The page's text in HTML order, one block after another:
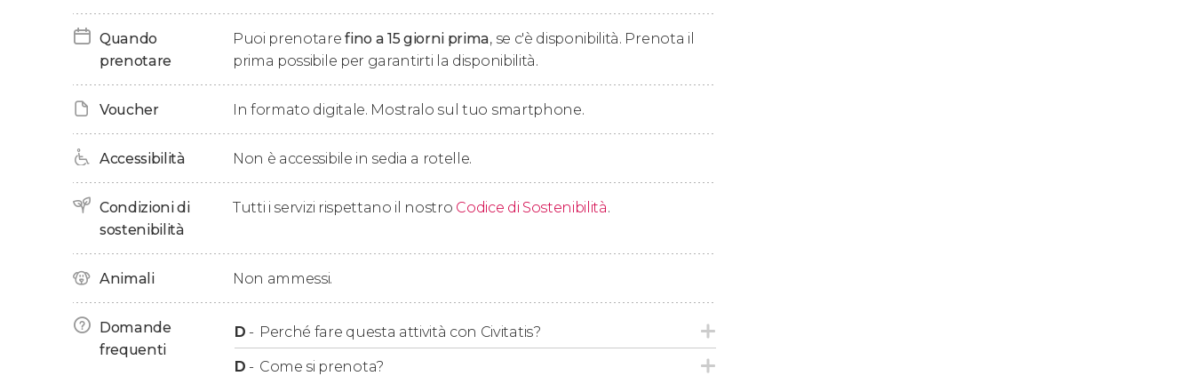
Dopo un percorso di otto ore in totale, ci saluteremo al punto di incontro iniziale per
concludere questa avventura.
Quando
prenotare
Puoi prenotarefino a 15 giorni prima, se c'è disponibilità. Prenota il
prima possibile per garantirti la disponibilità.
Voucher In formato digitale. Mostralo sul tuo smartphone.
Accessibilità Non è accessibile in sedia a rotelle.
Condizioni di
sostenibilità
Tutti i servizi rispettano il nostro Codice di Sostenibilità.
Animali Non ammessi.
Domande
frequenti
D - Perché fare questa attività con Civitatis?
D - Come si prenota?